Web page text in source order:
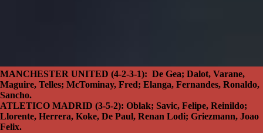
MANCHESTER UNITED (4-2-3-1): De Gea; Dalot, Varane,
Maguire, Telles; McTominay, Fred; Elanga, Fernandes, Ronaldo,
Sancho.
ATLETICO MADRID (3-5-2): Oblak; Savic, Felipe, Reinildo;
Llorente, Herrera, Koke, De Paul, Renan Lodi; Griezmann, Joao
Felix.